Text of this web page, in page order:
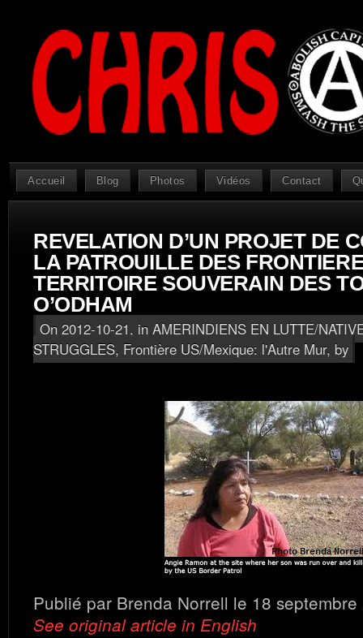
Accueil Blog Photos Vidéos Contact
REVELATION D’UN PROJET DE
LA PATROUILLE DES
TERRITOIRE SOUVERAIN DES
O’ODHAM
On 2012-10-21, in AMERINDIENS EN LUTTE/
STRUGGLES, Frontière US/Mexique: l'Autre Mur, by
Publié par Brenda Norrell le 18 septembre
See original article in English